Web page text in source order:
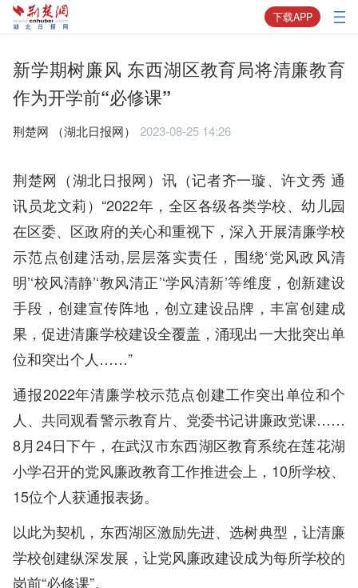
下载APP
新学期树廉风 东西湖区教育局将清廉教育
作为开学前“必修课”
荆楚网 ​（湖北日报网） 2023-08-25 14:26
荆楚网（湖北日报网）讯（记者齐一璇、许文秀 通
讯员龙文莉）“2022年，全区各级各类学校、幼儿园
在区委、区政府的关心和重视下，深入开展清廉学校
示范点创建活动,层层落实责任，围绕‘党风政风清
明’‘校风清静’‘教风清正’‘学风清新’等维度，创新建设
手段，创建宣传阵地，创立建设品牌，丰富创建成
果，促进清廉学校建设全覆盖，涌现出一大批突出单
位和突出个人……”
通报2022年清廉学校示范点创建工作突出单位和个
人、共同观看警示教育片、党委书记讲廉政党课……
8月24日下午，在武汉市东西湖区教育系统在莲花湖
小学召开的党风廉政教育工作推进会上，10所学校、
15位个人获通报表扬。
以此为契机，东西湖区激励先进、选树典型，让清廉
学校创建纵深发展，让党风廉政建设成为每所学校的
岗前“必修课”。